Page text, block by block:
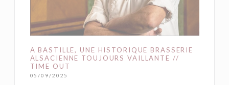
A BASTILLE, UNE HISTORIQUE BRASSERIE
ALSACIENNE TOUJOURS VAILLANTE //
TIME OUT
05/09/2025